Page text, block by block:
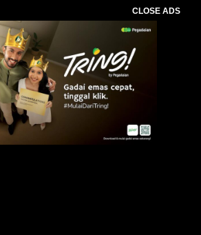
CLOSE ADS